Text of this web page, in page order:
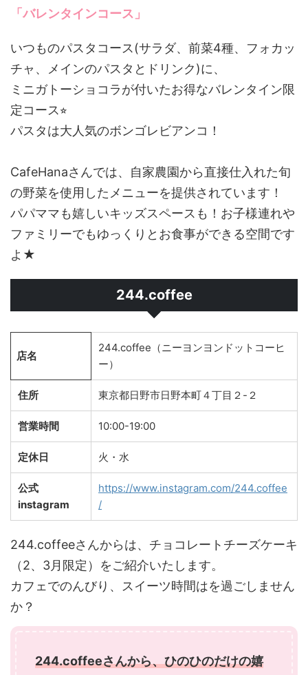
「 バレンタインコース 」
いつものパスタコース(サラダ、前菜4種、フォカッ
チャ、メインのパスタとドリンク)に、
ミニガトーショコラが付いたお得なバレンタイン限
定コース⭐︎
パスタは大人気のボンゴレビアンコ！
CafeHanaさんでは、自家農園から直接仕入れた旬
の野菜を使用したメニューを提供されています！
パパママも嬉しいキッズスペースも！お子様連れや
ファミリーでもゆっくりとお食事ができる空間です
よ★
244.coffee
店名
244.coffee（ニーヨンヨンドットコーヒ
ー）
住所 東京都日野市日野本町４丁目２-２
営業時間 10:00-19:00
定休日 火・水
公式
instagram
https://www.instagram.com/244.coffee
/
244.coffeeさんからは、チョコレートチーズケーキ
（2、3月限定）をご紹介いたします。
カフェでのんびり、スイーツ時間はを過ごしません
か？
244.coffeeさんから、ひのひのだけの嬉